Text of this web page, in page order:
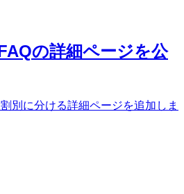
の詳細ページを公
別に分ける詳細ページを追加しま